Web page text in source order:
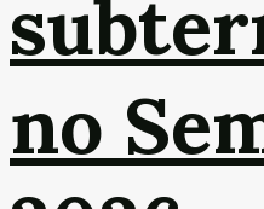
no